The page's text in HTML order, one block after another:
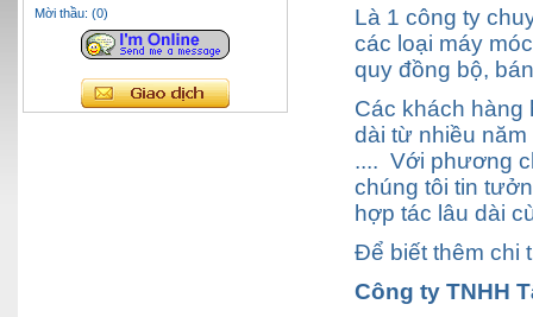
Mời thầu: (0)
Là 1 công ty
các loại máy
quy đồng bộ,
Các khách hàng
dài từ nhiều
.... Với phương
chúng tôi tin
hợp tác lâu dài
Để biết thêm chi
Công ty TNHH